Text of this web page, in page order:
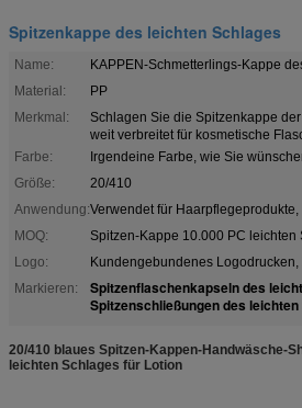
Spitzenkappe des leichten Schlages
Name:
KAPPEN-Schmetterlings-Kappe
Material:
PP
Merkmal:
Schlagen Sie die Spitzenkappe
weit verbreitet für kosmetische
Farbe:
Irgendeine Farbe, wie Sie
Größe:
20/410
Anwendung:Verwendet für
MOQ:
Spitzen-Kappe 10.000 PC leichten
Logo:
Kundengebundenes
Markieren:
Spitzenflaschenkapseln des
Spitzenschließungen des
20/410 blaues Spitzen-Kappen-Handwäsche-
leichten Schlages für Lotion